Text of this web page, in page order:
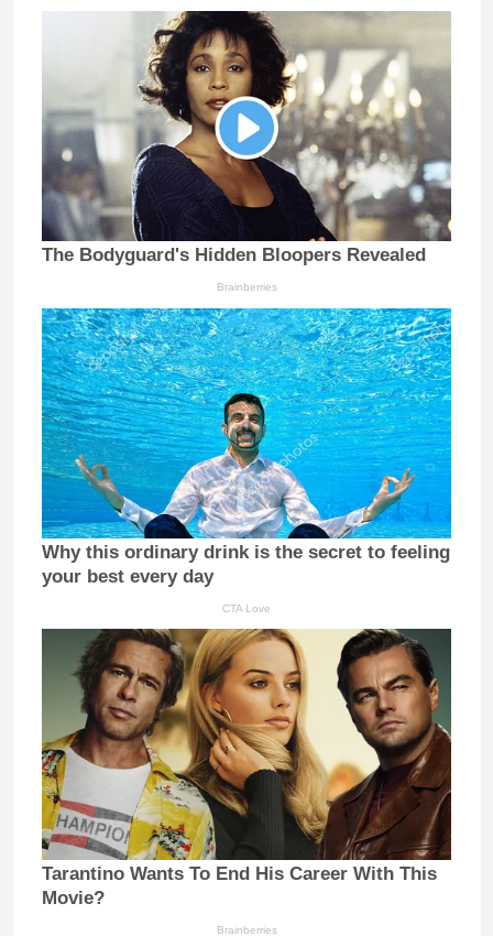
The Bodyguard's Hidden Bloopers Revealed
Brainberries
Why this ordinary drink is the secret to feeling
your best every day
CTA Love
Tarantino Wants To End His Career With This
Movie?
Brainberries